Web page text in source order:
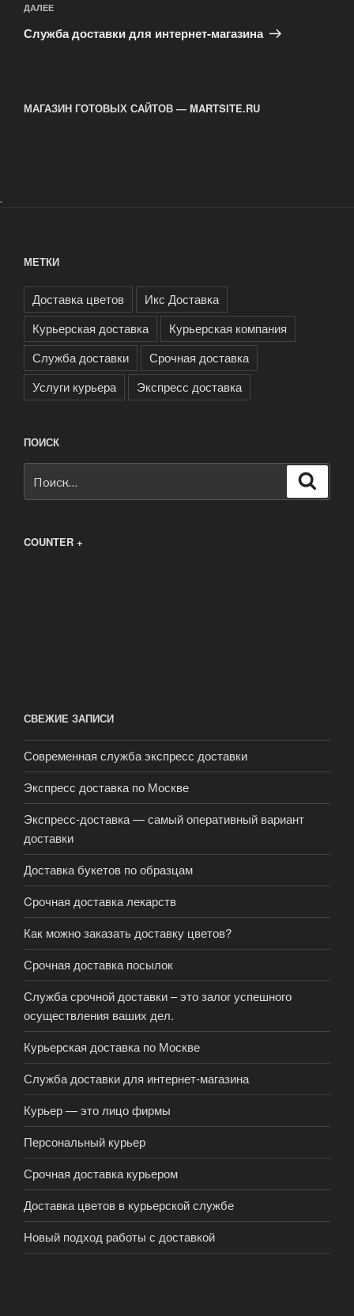
Следующая
запись
ДАЛЕЕ
Служба доставки для интернет-магазина
МАГАЗИН ГОТОВЫХ САЙТОВ — MARTSITE.RU
.
МЕТКИ
Доставка цветов
Икс Доставка
Курьерская доставка
Курьерская компания
Служба доставки
Срочная доставка
Услуги курьера
Экспресс доставка
ПОИСК
COUNTER +
СВЕЖИЕ ЗАПИСИ
Современная служба экспресс доставки
Экспресс доставка по Москве
Экспресс-доставка — самый оперативный вариант
доставки
Доставка букетов по образцам
Cрочная доставка лекарств
Как можно заказать доставку цветов?
Срочная доставка посылок
Служба срочной доставки – это залог успешного
осуществления ваших дел.
Курьерская доставка по Москве
Служба доставки для интернет-магазина
Курьер — это лицо фирмы
Персональный курьер
Срочная доставка курьером
Доставка цветов в курьерской службе
Новый подход работы с доставкой